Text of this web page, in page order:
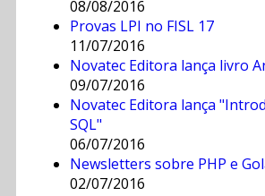
08/08/2016
Provas LPI no FISL 17
11/07/2016
Novatec Editora lança livro
09/07/2016
Novatec Editora lança
SQL"
06/07/2016
Newsletters sobre PHP e
02/07/2016